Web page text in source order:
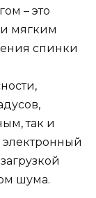
– это
мягким
спинки
так и
шума.